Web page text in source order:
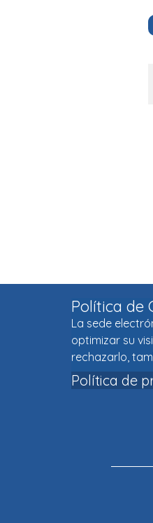
Política de
La sede
optimizar su
rechazarlo,
Política de